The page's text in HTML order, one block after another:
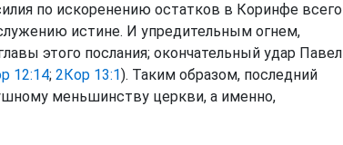
по искоренению остатков в Коринфе всего
истине. И упредительным огнем,
этого послания; окончательный удар Павел
12:14; 2Кор 13:1). Таким образом, последний
меньшинству церкви, а именно,